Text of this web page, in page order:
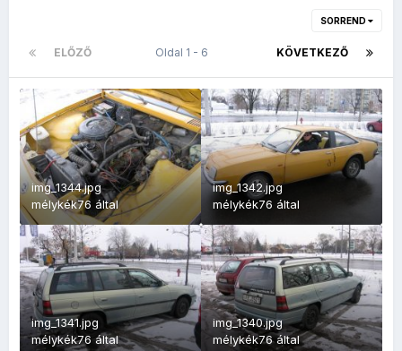
SORREND
ELŐZŐ KÖVETKEZŐ
Oldal 1 - 6
img_1344.jpg
mélykék76 által
img_1342.jpg
mélykék76 által
img_1341.jpg
mélykék76 által
img_1340.jpg
mélykék76által